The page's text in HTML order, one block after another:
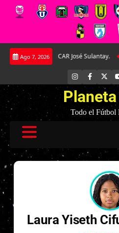
Saltar
Ago 7, 2026
amistoso en el CAR José Sulantay.
INSTAGRAM
Todo el Fútbol
Laura Yiseth